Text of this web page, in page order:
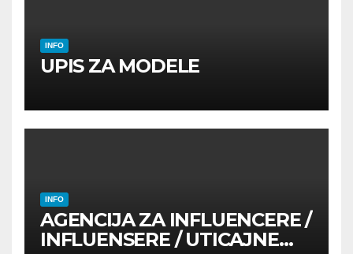
INFO
UPIS ZA MODELE
INFO
AGENCIJA ZA INFLUENCERE /
INFLUENSERE / UTICAJNE